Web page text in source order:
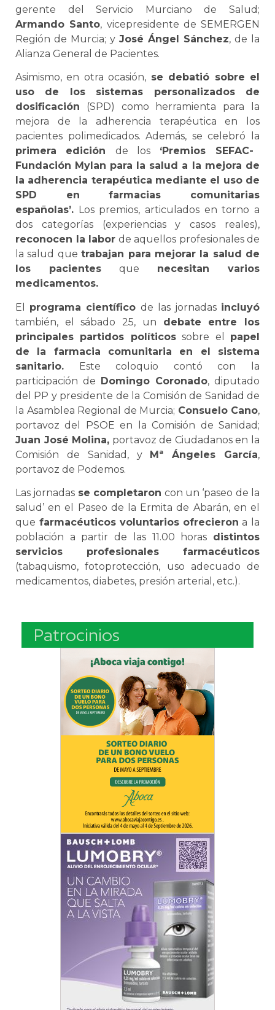
gerente del Servicio Murciano de Salud;
Armando Santo, vicepresidente de SEMERGEN
Región de Murcia; y José Ángel Sánchez, de la
Alianza General de Pacientes.
Asimismo, en otra ocasión, se debatió sobre el
uso de los sistemas personalizados de
dosificación (SPD) como herramienta para la
mejora de la adherencia terapéutica en los
pacientes polimedicados. Además, se celebró la
primera edición de los ‘Premios SEFAC-
Fundación Mylan para la salud a la mejora de
la adherencia terapéutica mediante el uso de
SPD en farmacias comunitarias
españolas’. Los premios, articulados en torno a
dos categorías (experiencias y casos reales),
reconocen la labor de aquellos profesionales de
la salud quetrabajan para mejorar la salud de
los pacientes que necesitan varios
medicamentos.
El programa científico de las jornadas incluyó
también, el sábado 25, un debate entre los
principales partidos políticossobre el papel
de la farmacia comunitaria en el sistema
sanitario. Este coloquio contó con la
participación de Domingo Coronado, diputado
del PP y presidente de la Comisión de Sanidad de
la Asamblea Regional de Murcia; Consuelo Cano,
portavoz del PSOE en la Comisión de Sanidad;
Juan José Molina, portavoz de Ciudadanos en la
Comisión de Sanidad, y Mª Ángeles García,
portavoz de Podemos.
Las jornadas se completaron con un ‘paseo de la
salud’ en el Paseo de la Ermita de Abarán, en el
que farmacéuticos voluntarios ofrecieron a la
población a partir de las 11.00 horas distintos
servicios profesionales farmacéuticos
(tabaquismo, fotoprotección, uso adecuado de
medicamentos, diabetes, presión arterial, etc.).
Patrocinios